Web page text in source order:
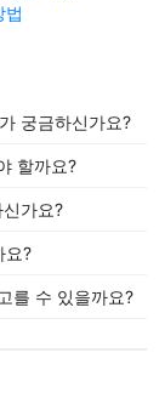
법
궁금하신가요?
할까요?
가요?
요?
를 수 있을까요?